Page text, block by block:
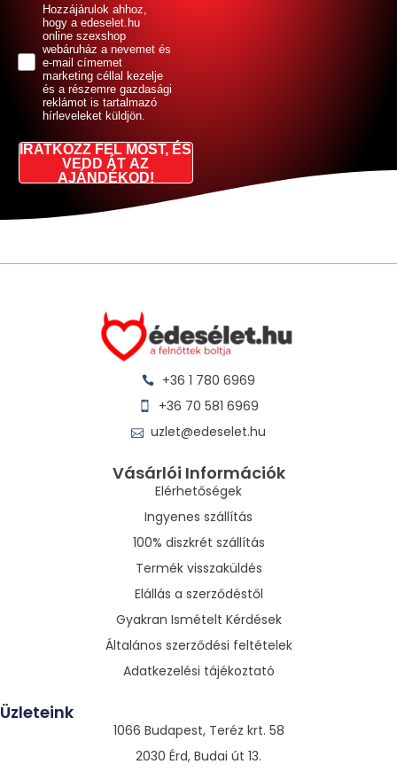
GDPRHozzájárulok ahhoz,
hogy a edeselet.hu
online szexshop
webáruház a nevemet és
e-mail címemet
marketing céllal kezelje
és a részemre gazdasági
reklámot is tartalmazó
hírleveleket küldjön.
IRATKOZZ FEL MOST, ÉS
VEDD ÁT AZ
AJÁNDÉKOD!
+36 1 780 6969
+36 70 581 6969
uzlet@edeselet.hu
Vásárlói Információk
Elérhetőségek
Ingyenes szállítás
100% diszkrét szállítás
Termék visszaküldés
Elállás a szerződéstől
Gyakran Ismételt Kérdések
Általános szerződési feltételek
Adatkezelési tájékoztató
Üzleteink
1066 Budapest, Teréz krt. 58
2030 Érd, Budai út 13.